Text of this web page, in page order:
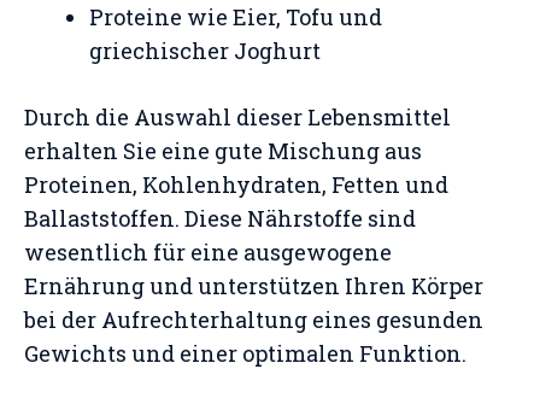
Proteine wie Eier, Tofu und
griechischer Joghurt
Durch die Auswahl dieser Lebensmittel
erhalten Sie eine gute Mischung aus
Proteinen, Kohlenhydraten, Fetten und
Ballaststoffen. Diese Nährstoffe sind
wesentlich für eine ausgewogene
Ernährung und unterstützen Ihren Körper
bei der Aufrechterhaltung eines gesunden
Gewichts und einer optimalen Funktion.